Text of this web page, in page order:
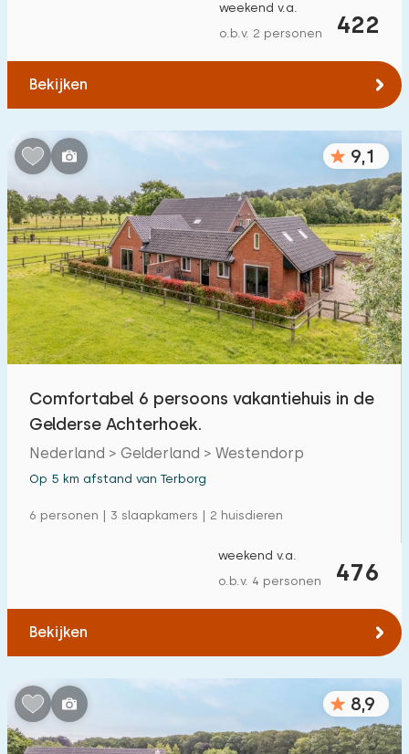
Woonboot 0
Kindermeubilair 7
Omheinde tuin 2
Speeltoestellen bij woning 7
Binnenzwembad 0
Buitenzwembad 0
Kinderanimatie 0
Verminderde mobiliteit
Rolstoelvriendelijk
422
weekend v.a.
o.b.v. 2 personen
Bekijken
9,1
Comfortabel 6 persoons vakantiehuis in de
Gelderse Achterhoek.
Nederland > Gelderland > Westendorp
Op 5 km afstand van Terborg
6 personen | 3 slaapkamers | 2 huisdieren
476
weekend v.a.
o.b.v. 4 personen
Bekijken
8,9